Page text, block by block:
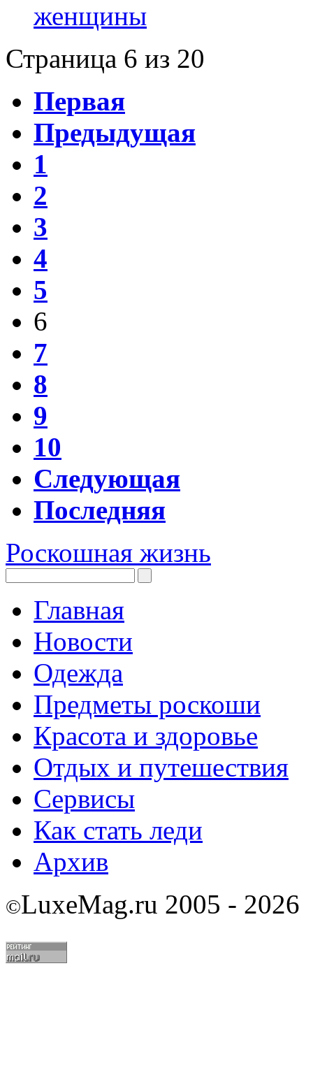
женщины
Страница 6 из 20
Первая
Предыдущая
1
2
3
4
5
6
7
8
9
10
Следующая
Последняя
Роскошная жизнь
Главная
Новости
Одежда
Предметы роскоши
Красота и здоровье
Отдых и путешествия
Сервисы
Как стать леди
Архив
©LuxeMag.ru 2005 - 2026